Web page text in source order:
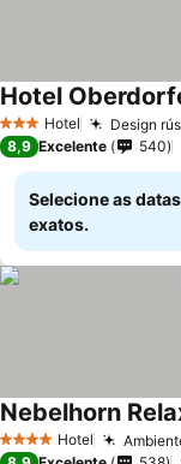
3 EstrelasHotel Design
Hotel
8,9 Excelente 540
Selecione as
exatos.
4 EstrelasHotel
Nebelhorn